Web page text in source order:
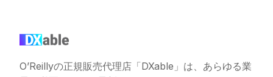
O’Reillyの正規販売代理店「DXable」は、あらゆる業